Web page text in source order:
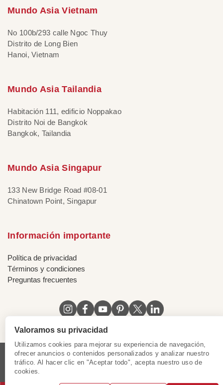
Mundo Asia Vietnam
No 100b/293 calle Ngoc Thuy
Distrito de Long Bien
Hanoi, Vietnam
Mundo Asia Tailandia
Habitación 111, edificio Noppakao
Distrito Noi de Bangkok
Bangkok, Tailandia
Mundo Asia Singapur
133 New Bridge Road #08-01
Chinatown Point, Singapur
Información importante
Política de privacidad
Términos y condiciones
Preguntas frecuentes
Licencia de Vietnam | Certificado de Singapur
|
Certificado de Hong Kong, China
Valoramos su privacidad
Utilizamos cookies para mejorar su experiencia de navegación,
ofrecer anuncios o contenidos personalizados y analizar nuestro
tráfico. Al hacer clic en "Aceptar todo", acepta nuestro uso de
cookies.